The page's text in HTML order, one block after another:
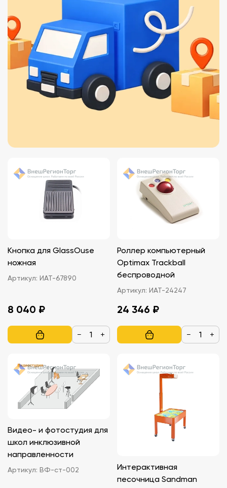
Кнопка для GlassOuse
ножная
Артикул: ИАТ-67890
8 040 ₽
− +
Роллер компьютерный
Optimax Trackball
беспроводной
Артикул: ИАТ-24247
24 346 ₽
− +
Видео- и фотостудия для
школ инклюзивной
направленности
Артикул: ВФ-ст-002
Интерактивная
песочница Sandman